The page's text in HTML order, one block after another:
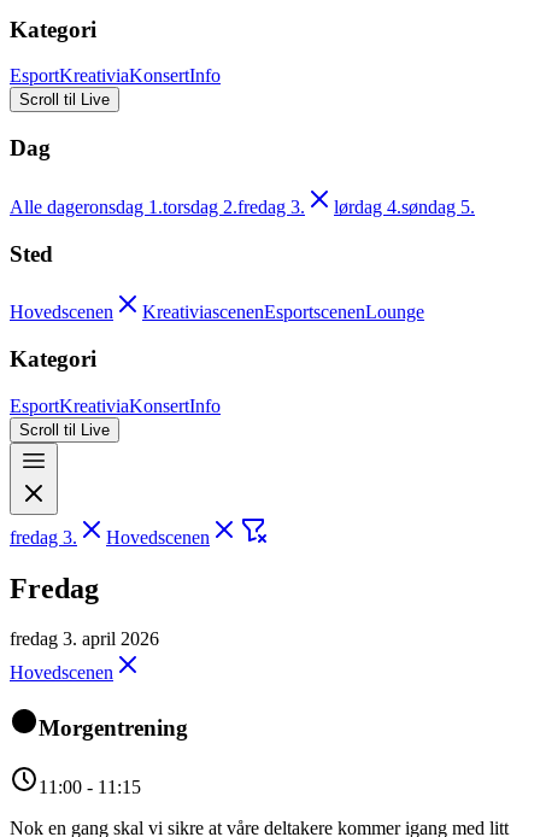
Kategori
EsportKreativiaKonsertInfo
Scroll til Live
Dag
Alle dageronsdag 1.torsdag 2.fredag 3. lørdag 4.søndag 5.
Sted
Hovedscenen KreativiascenenEsportscenenLounge
Kategori
EsportKreativiaKonsertInfo
Scroll til Live
fredag 3. Hovedscenen
Fredag
fredag 3. april 2026
Hovedscenen
Morgentrening
11:00 - 11:15
Nok en gang skal vi sikre at våre deltakere kommer igang med litt